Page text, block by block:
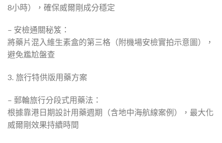
8小時），確保威爾剛成分穩定
– 安檢通關秘笈：
將藥片混入維生素盒的第三格（附機場安檢實拍示意圖），
避免尷尬盤查
3. 旅行特供版用藥方案
– 郵輪旅行分段式用藥法：
根據靠港日期設計用藥週期（含地中海航線案例），最大化
威爾剛效果持續時間